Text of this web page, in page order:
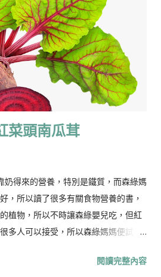
菜頭南瓜茸
奶得來的營養，特別是鐵質，而森綠媽
，所以讀了很多有關食物營養的書，
植物，所以不時讓森綠嬰兒吃，但紅
多人可以接受，所以森綠媽媽便試用
（分量為紅菜頭的兩倍） 做法： 1.
閱讀完整內容